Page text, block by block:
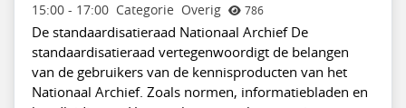
15:00- 17:00 Categorie Overig 786
De standaardisatieraad Nationaal Archief De
standaardisatieraad vertegenwoordigt de belangen
van de gebruikers van de kennisproducten van het
Nationaal Archief. Zoals normen, informatiebladen en